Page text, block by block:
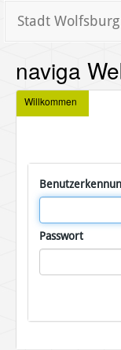
Stadt Wolfsburg
naviga
Willkommen
Passwort